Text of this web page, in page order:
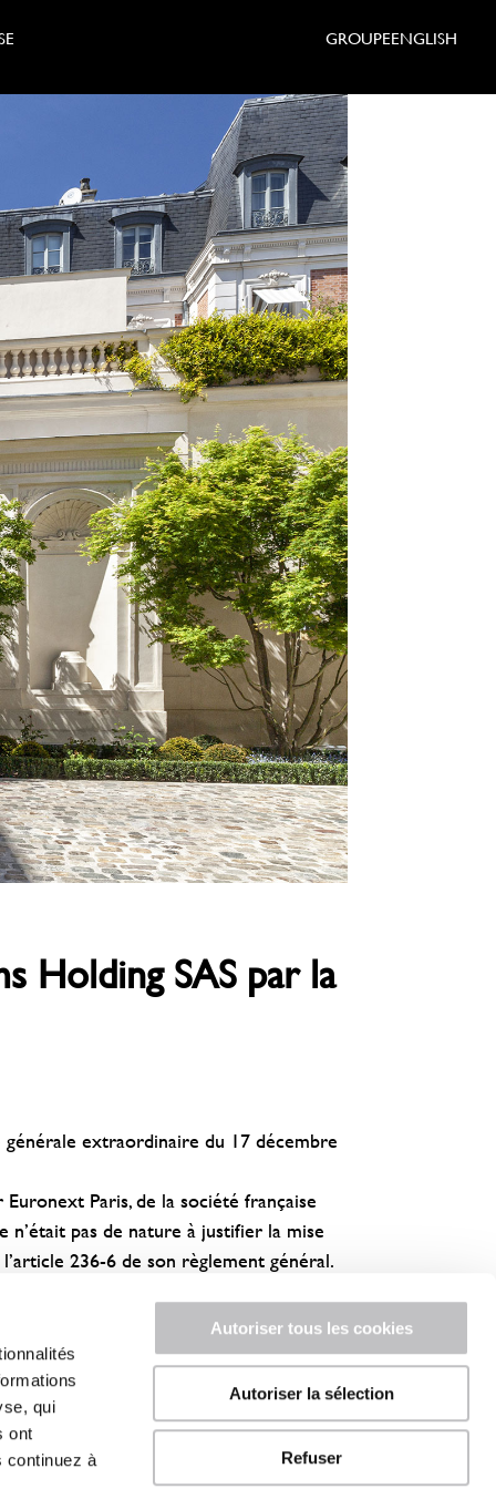
qui
ont
continuez à
Autoriser tous les cookies
Autoriser la sélection
Refuser
GROUPEENGLISH
Holding SAS par la
extraordinaire du 17 décembre
Paris, de la société française
n’était pas de nature à justifier la mise
236-6 de son règlement général.